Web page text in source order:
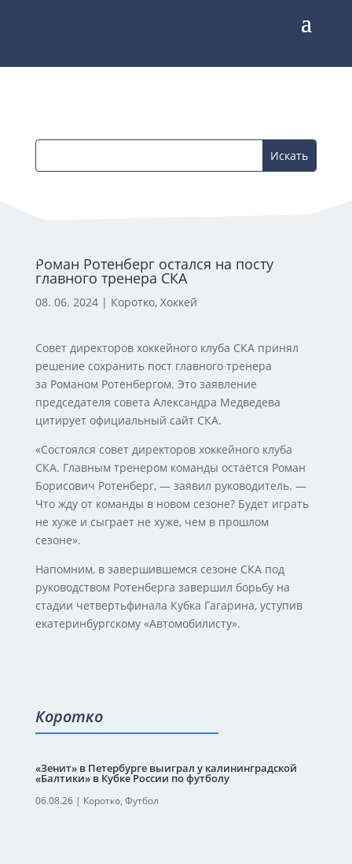
Роман Ротенберг остался на посту
главного тренера СКА
08. 06. 2024| Коротко, Хоккей
Совет директоров хоккейного клуба СКА принял
решение сохранить пост главного тренера
за Романом Ротенбергом. Это заявление
председателя совета Александра Медведева
цитирует официальный сайт СКА.
«Cостоялся совет директоров хоккейного клуба
СКА. Главным тренером команды остаётся Роман
Борисович Ротенберг, — заявил руководитель. —
Что жду от команды в новом сезоне? Будет играть
не хуже и сыграет не хуже, чем в прошлом
сезоне».
Напомним, в завершившемся сезоне СКА под
руководством Ротенберга завершил борьбу на
стадии четвертьфинала Кубка Гагарина, уступив
екатеринбургскому «Автомобилисту».
Коротко
«Зенит» в Петербурге выиграл у калининградской
«Балтики» в Кубке России по футболу
06.08.26| Коротко, Футбол